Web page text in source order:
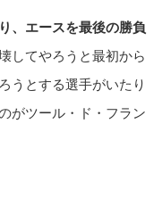
、エースを最後の勝負
してやろうと最初から
うとする選手がいたり
がツール・ド・フラン